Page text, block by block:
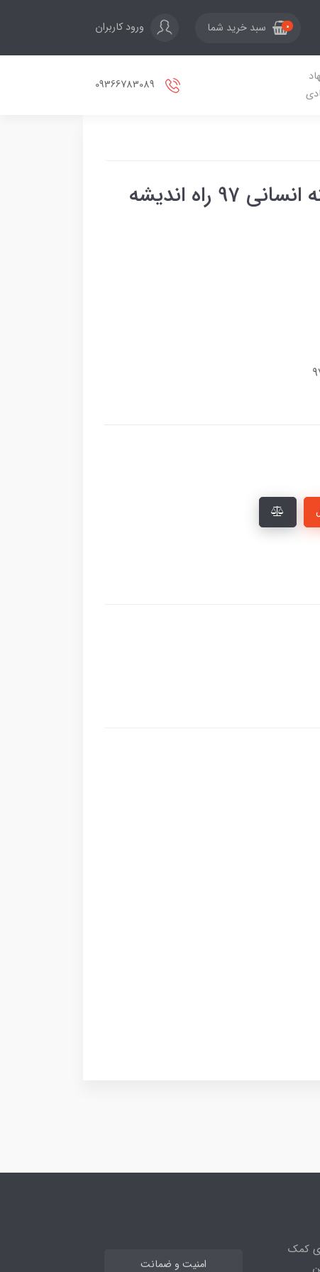
0 سبد خرید شما ورود کاربران
راه اندیشه
کمک
امنیت و ضمانت